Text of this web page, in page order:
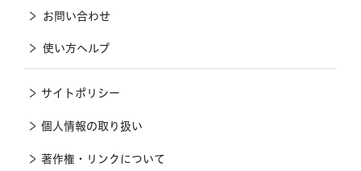
お問い合わせ
使い方ヘルプ
サイトポリシー
個人情報の取り扱い
著作権・リンクについて